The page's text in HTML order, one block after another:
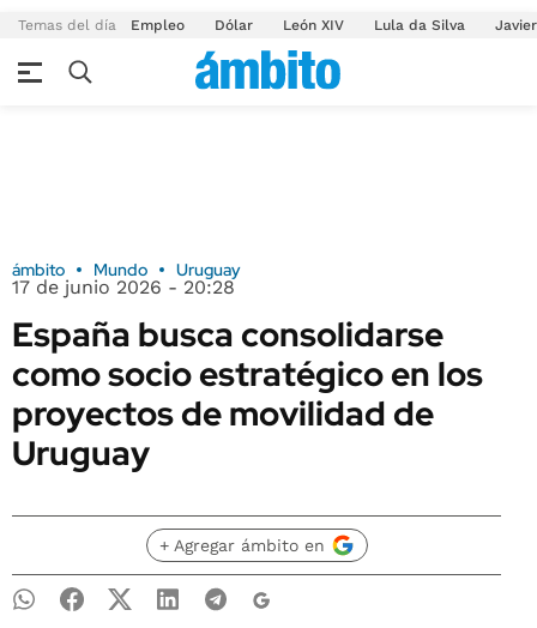
Temas del día Empleo Dólar León XIV Lula da Silva
ámbito Mundo Uruguay
17 de junio 2026 - 20:28
España busca consolidarse
como socio estratégico en los
proyectos de movilidad de
Uruguay
+ Agregar ámbito en